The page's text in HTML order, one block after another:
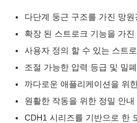
다단계 둥근 구조를 가진 망원
확장 된 스트로크 기능을 가
사용자 정의 할 수 있는 스트
조절 가능한 압력 등급 및 밀
까다로운 애플리케이션을 위
원활한 작동을 위한 정밀 안내
CDH1 시리즈를 기반으로 한